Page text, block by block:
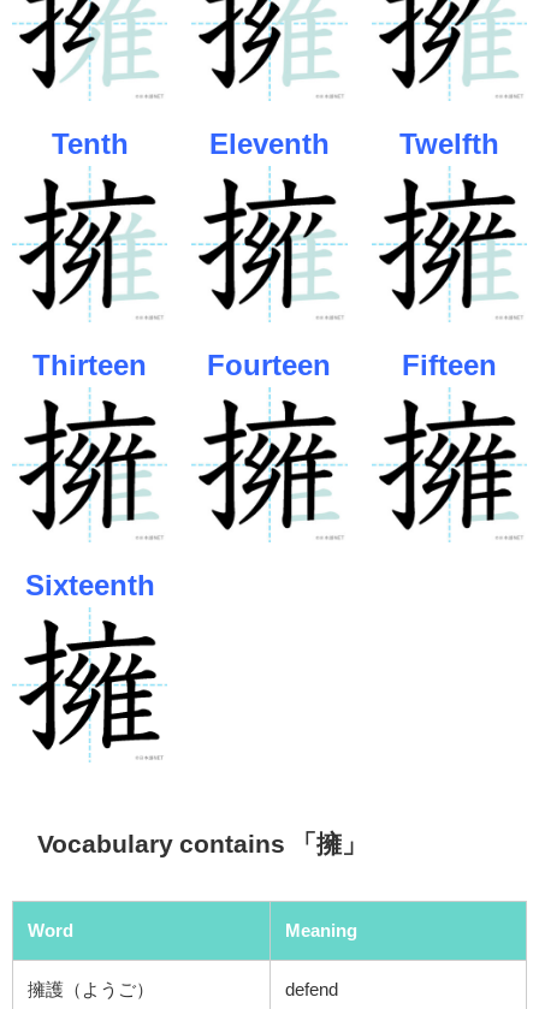
Tenth Eleventh Twelfth
Thirteen Fourteen Fifteen
Sixteenth
Vocabulary contains 「擁」
Word Meaning
擁護（ようご） defend